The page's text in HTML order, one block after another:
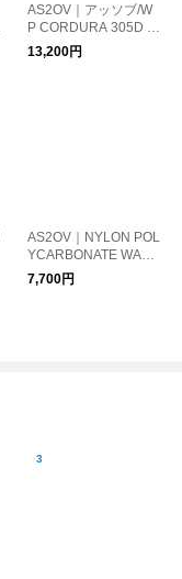
AS2OV｜アッソブ/W
P CORDURA 305D S
ACOSHE 防水 ショル
ダーバッグ サコッシ
13,200円
AS2OV｜NYLON POL
YCARBONATE WALL
ET SHOULDER ウォ
レットショルダー
7,700円